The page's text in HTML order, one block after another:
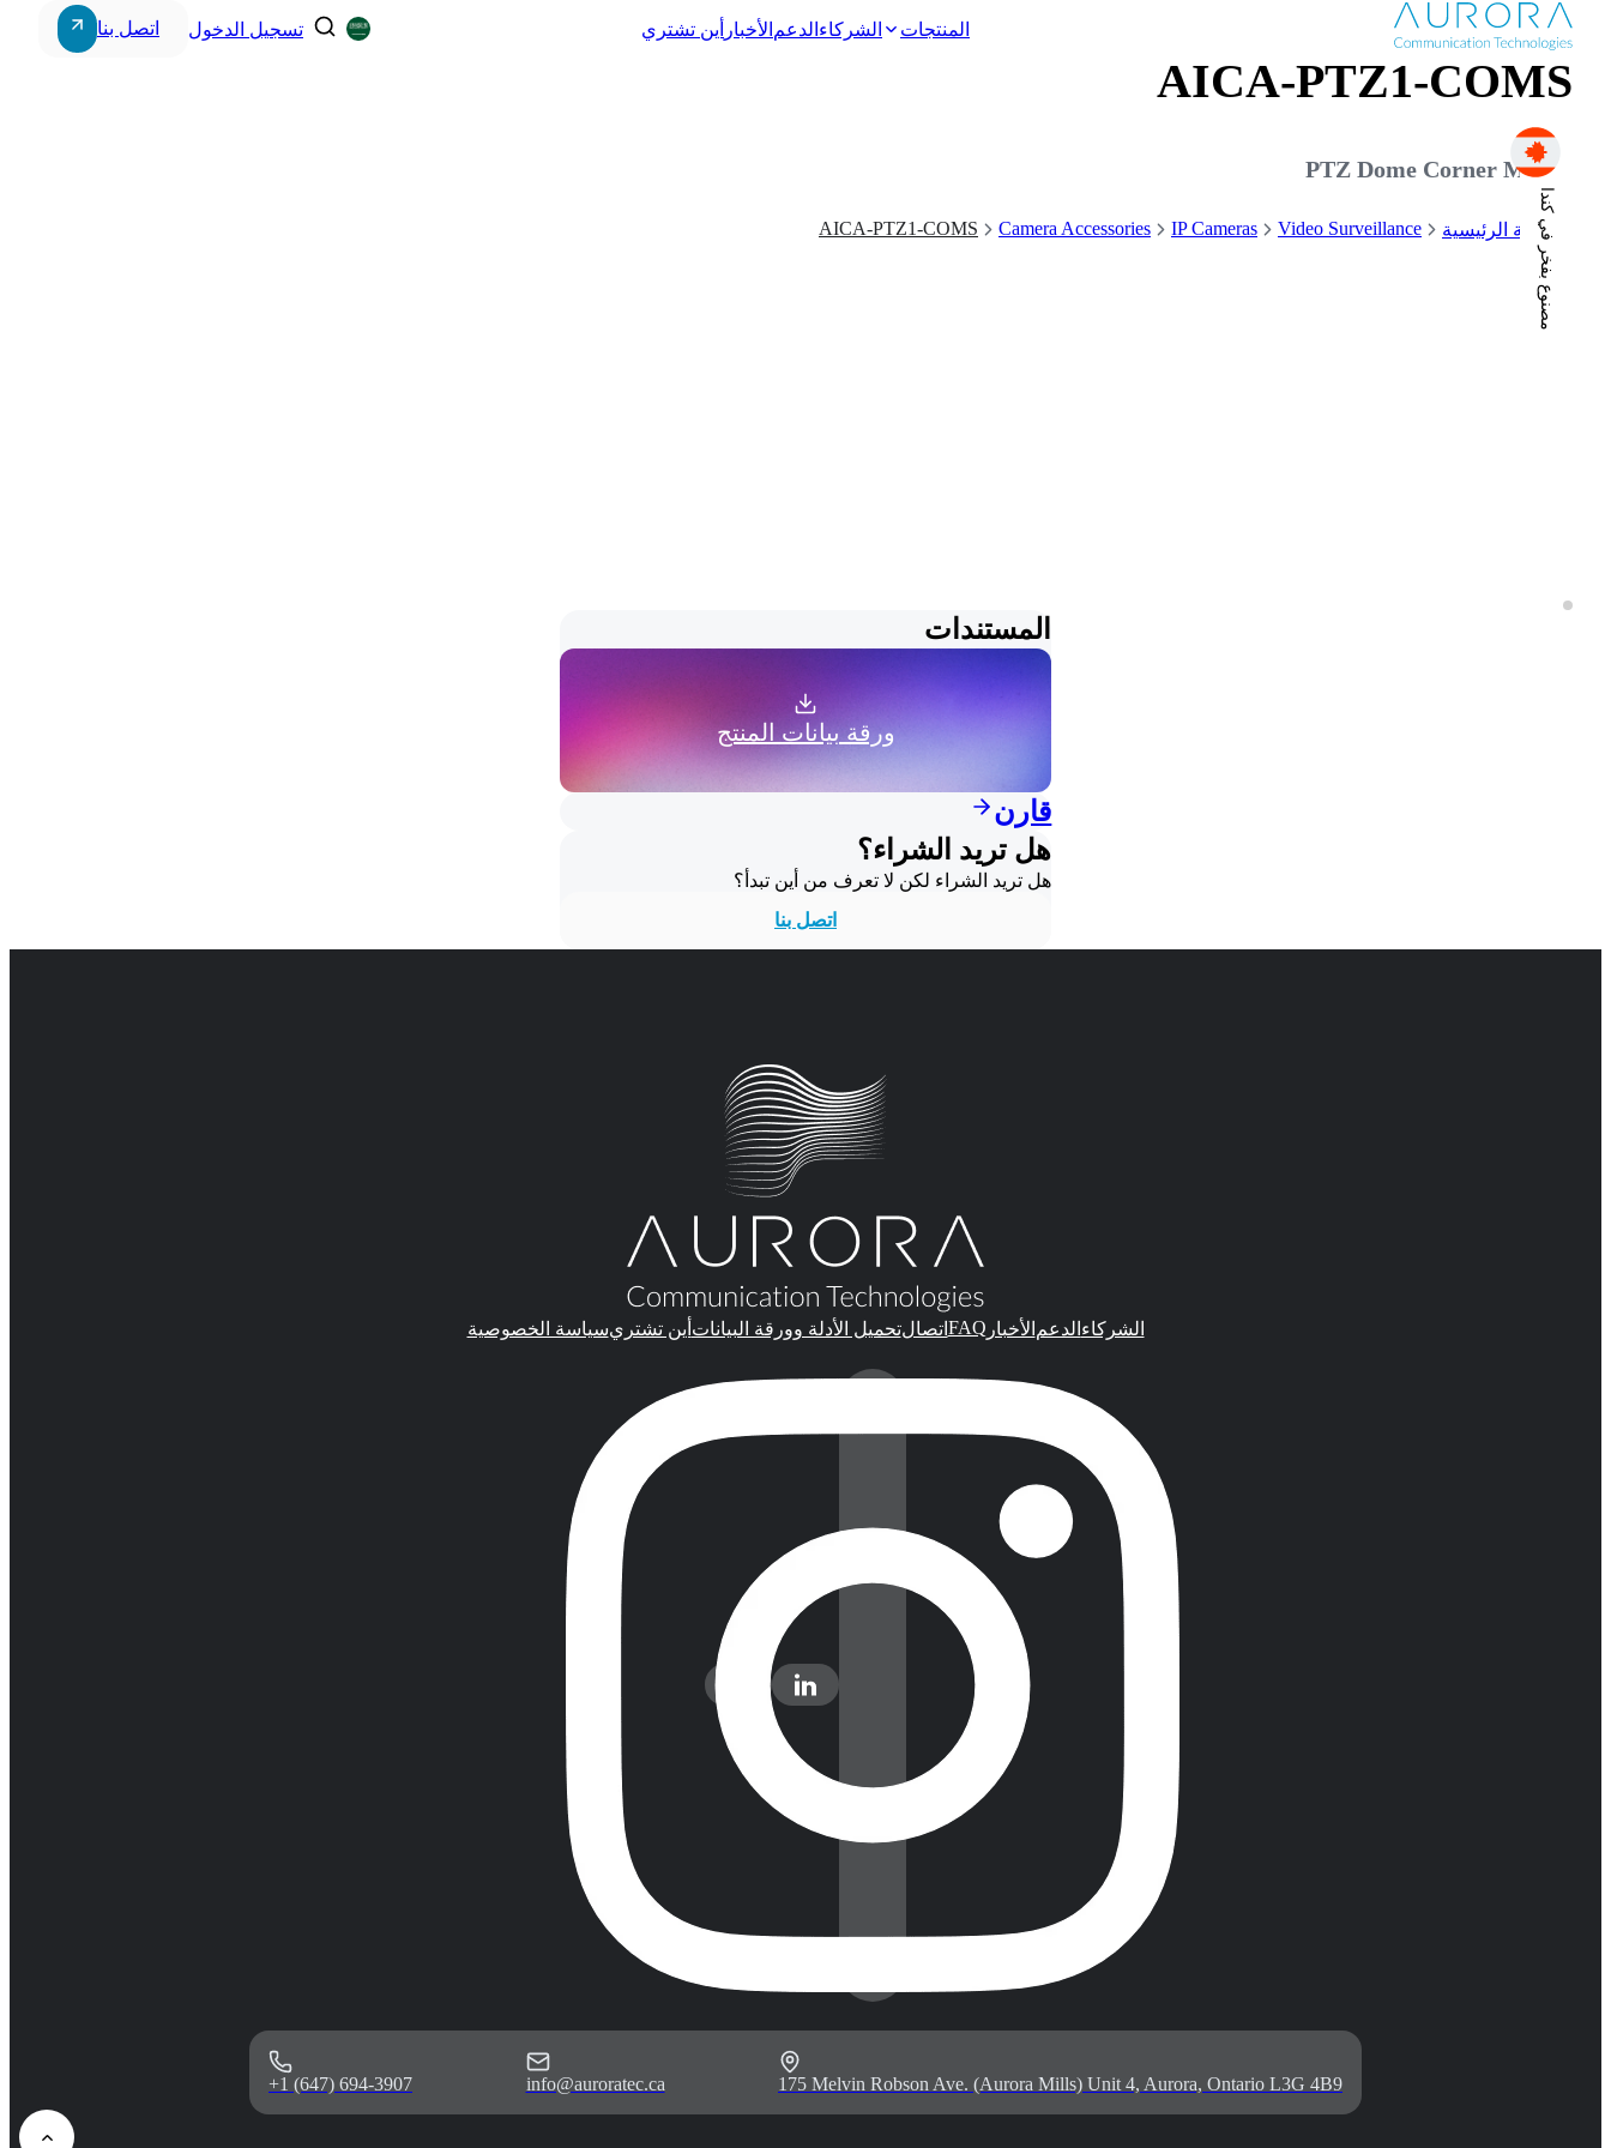
المنتجات الشركاء الدعم الأخبار أين تشتري تسجيل الدخول اتصل بنا
مصنوع بفخر في كندا
AICA-PTZ1-COMS
PTZ Dome Corner Mount
الصفحة الرئيسية Video Surveillance
IP Cameras
Camera Accessories
AICA-PTZ1-COMS
المستندات
ورقة بيانات المنتج
قارن
هل تريد الشراء؟
هل تريد الشراء لكن لا تعرف من أين تبدأ؟
اتصل بنا
الشركاء الدعم الأخبار FAQ اتصالتحميل الأدلة وورقة البيانات أين تشتريسياسة الخصوصية
+1 (647) 694-3907 info@auroratec.ca 175 Melvin Robson Ave. (Aurora Mills) Unit 4, Aurora, Ontario L3G 4B9